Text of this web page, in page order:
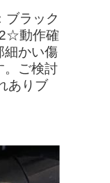
ブラック
動作確
細かい傷
。ご検討
ありブ